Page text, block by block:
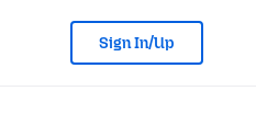
Sign In/Up